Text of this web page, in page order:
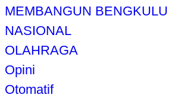
MEMBANGUN BENGKULU
NASIONAL
OLAHRAGA
Opini
Otomatif